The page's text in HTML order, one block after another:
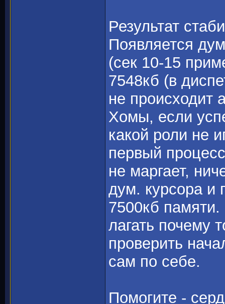
Результат
Появляется
(сек 10-15
7548кб (в
не происходит
Хомы, если
какой роли не
первый
не маргает,
дум. курсора и
7500кб памяти.
лагать почему
проверить
сам по себе.
Помогите -